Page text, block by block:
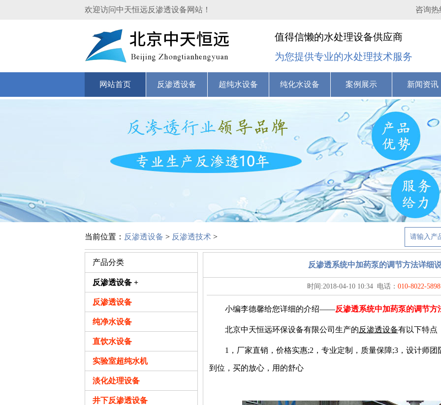
欢迎访问中天恒远反渗透设备网站！ 咨询热
值得信懒的水处理设备供应商
为您提供专业的水处理技术服务
网站首页 反渗透设备 超纯水设备 纯化水设备 案例展示 新闻资讯
当前位置： 反渗透设备 > 反渗透技术 >
反渗透系统中加药泵的调节方法详细
时间:2018-04-10 10:34 电话： 010-8022-5898
小编李德馨给您详细的介绍——反渗透系统中加药泵的调节方
北京中天恒远环保设备有限公司生产的反渗透设备有以下特点
1，厂家直销，价格实惠;2，专业定制，质量保障;3，设计师团
到位，买的放心，用的舒心
产品分类
反渗透设备 +
反渗透设备
纯净水设备
直饮水设备
实验室超纯水机
淡化处理设备
井下反渗透设备